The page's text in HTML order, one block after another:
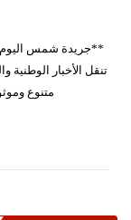
**جريدة شمس اليوم
تنقل الأخبار
متنوع